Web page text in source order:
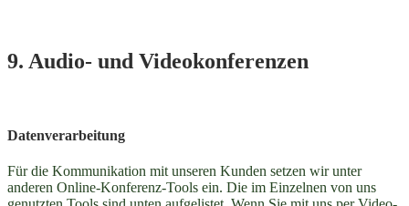
9. Audio- und Videokonferenzen
Datenverarbeitung
Für die Kommunikation mit unseren Kunden setzen wir unter
anderen Online-Konferenz-Tools ein. Die im Einzelnen von uns